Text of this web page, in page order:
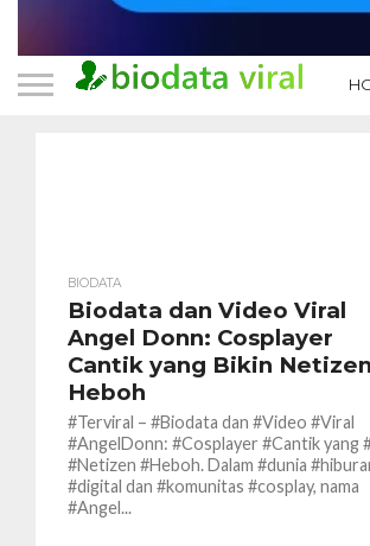
BIODATA
Biodata dan Video Viral
Angel Donn: Cosplayer
Cantik yang Bikin Netizen
Heboh
#Terviral – #Biodata dan #Video #Viral
#AngelDonn: #Cosplayer #Cantik yang
#Netizen #Heboh. Dalam #dunia
#digital dan #komunitas #cosplay, nama
#Angel...